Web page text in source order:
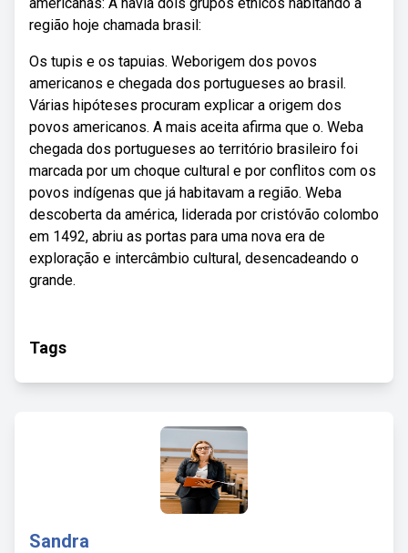
região hoje chamada brasil:
Os tupis e os tapuias. Weborigem dos povos
americanos e chegada dos portugueses ao brasil.
Várias hipóteses procuram explicar a origem dos
povos americanos. A mais aceita afirma que o. Weba
chegada dos portugueses ao território brasileiro foi
marcada por um choque cultural e por conflitos com os
povos indígenas que já habitavam a região. Weba
descoberta da américa, liderada por cristóvão colombo
em 1492, abriu as portas para uma nova era de
exploração e intercâmbio cultural, desencadeando o
grande.
Tags
Sandra